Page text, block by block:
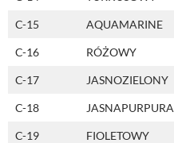
C-15 AQUAMARINE
C-16 RÓŻOWY
C-17 JASNOZIELONY
C-18 JASNAPURPURA
C-19 FIOLETOWY